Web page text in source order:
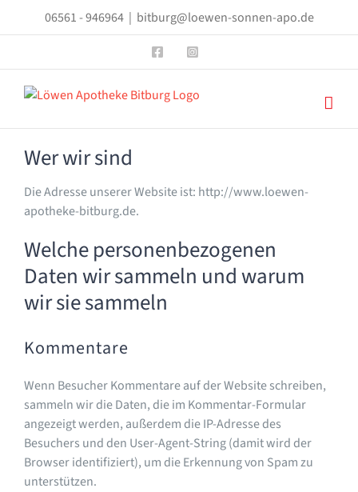
06561 - 946964 | bitburg@loewen-sonnen-apo.de
FacebookInstagram
Wer wir sind
Die Adresse unserer Website ist: http://www.loewen-
apotheke-bitburg.de.
Welche personenbezogenen
Daten wir sammeln und warum
wir sie sammeln
Kommentare
Wenn Besucher Kommentare auf der Website schreiben,
sammeln wir die Daten, die im Kommentar-Formular
angezeigt werden, außerdem die IP-Adresse des
Besuchers und den User-Agent-String (damit wird der
Browser identifiziert), um die Erkennung von Spam zu
unterstützen.